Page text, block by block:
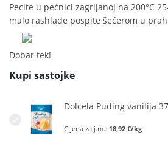
Pecite u pećnici zagrijanoj na 200°C
malo rashlade pospite šećerom u
Dobar tek!
Kupi sastojke
Dolcela Puding vanilija
Cijena za j.m.: 18,92 €/kg